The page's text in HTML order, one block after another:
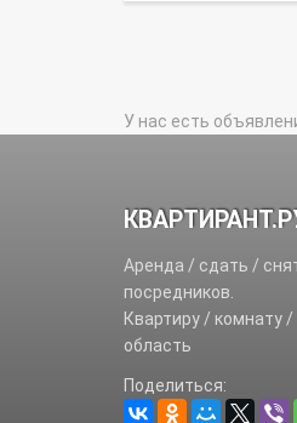
У нас есть
Аренда / сдать /
посредников.
Квартиру / комнату
область
Поделиться: